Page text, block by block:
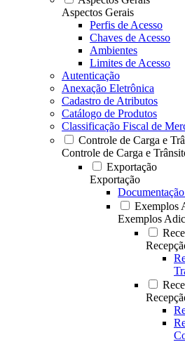
Aspectos Gerais
Perfis de Acesso
Chaves de Acesso
Ambientes
Limites de Acesso
Autenticação
Anexação Eletrônica
Cadastro de Atributos
Catálogo de Produtos
Classificação Fiscal de
Controle de Carga e
Controle de Carga e
Exportação
Exportação
Exemplos
Exemplos